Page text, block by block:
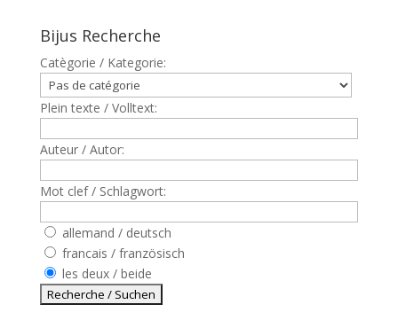
Bijus Recherche
Catègorie / Kategorie:
Plein texte / Volltext:
Auteur / Autor:
Mot clef / Schlagwort:
allemand / deutsch
francais / französisch
les deux / beide